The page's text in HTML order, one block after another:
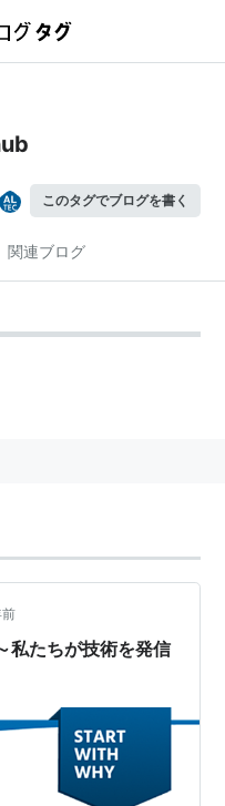
このタグでブログを書く
関連ブログ
前
私たちが技術を発信